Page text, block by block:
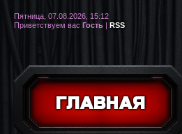
ГЛАВНАЯ
Пятница, 07.08.2026, 15:12
Приветствуем вас Гость | RSS